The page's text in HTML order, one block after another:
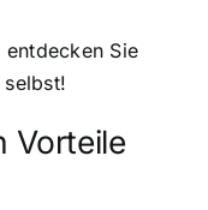
entdecken Sie
Vorteile